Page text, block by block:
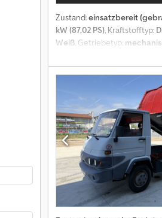
Zustand:einsatzbereit
kW (87,02 PS), Kraftstofftyp:
Weiß, Getriebetyp:
, Kipper: +
87PS + Schaltgetriebe +
für AHK (1.000kg) + 3-
neu eingestellten
Schreibfehler möglich,